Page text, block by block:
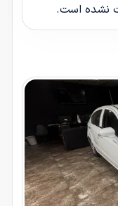
نشده است.